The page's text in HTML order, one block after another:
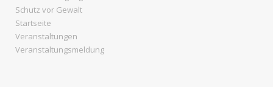
Schutz vor Gewalt
Startseite
Veranstaltungen
Veranstaltungsmeldung